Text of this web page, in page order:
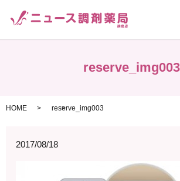
reserve_img003
HOME reserve_img003
2017/08/18